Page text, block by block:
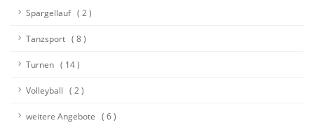
Spargellauf ( 2 )
Tanzsport ( 8 )
Turnen ( 14 )
Volleyball ( 2 )
weitere Angebote ( 6 )